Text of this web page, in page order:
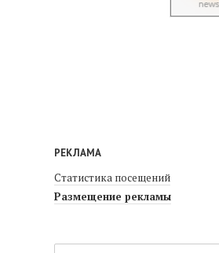
РЕКЛАМА
Статистика посещений
Размещение рекламы